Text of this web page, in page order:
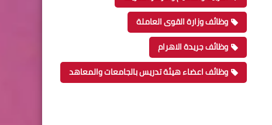
وظائف وزارة القوى العاملة
وظائف جريدة الاهرام
وظائف اعضاء هيئة تدريس بالجامعات والمعاهد